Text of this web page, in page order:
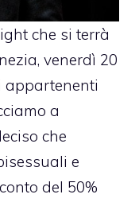
che si terrà
venerdì 20
appartenenti
a
che
e
del 50%